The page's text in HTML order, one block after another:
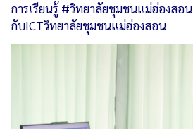
การเรียนรู้ #วิทยาลัยชุมชนแม่ฮ่องสอน
กับICTวิทยาลัยชุมชนแม่ฮ่องสอน